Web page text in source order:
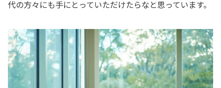
代の方々にも手にとっていただけたらなと思っています。